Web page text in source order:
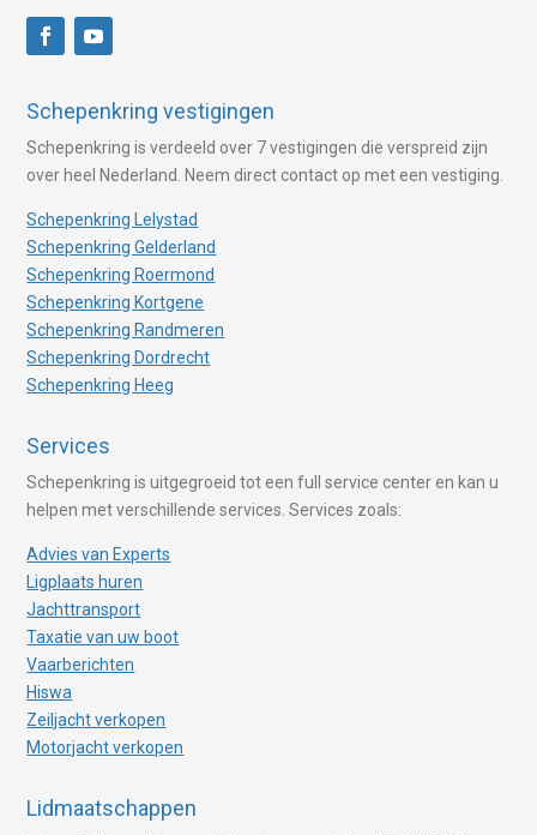
Schepenkring vestigingen
Schepenkring is verdeeld over 7 vestigingen die verspreid zijn
over heel Nederland. Neem direct contact op met een vestiging.
Schepenkring Lelystad
Schepenkring Gelderland
Schepenkring Roermond
Schepenkring Kortgene
Schepenkring Randmeren
Schepenkring Dordrecht
Schepenkring Heeg
Services
Schepenkring is uitgegroeid tot een full service center en kan u
helpen met verschillende services. Services zoals:
Advies van Experts
Ligplaats huren
Jachttransport
Taxatie van uw boot
Vaarberichten
Hiswa
Zeiljacht verkopen
Motorjacht verkopen
Lidmaatschappen